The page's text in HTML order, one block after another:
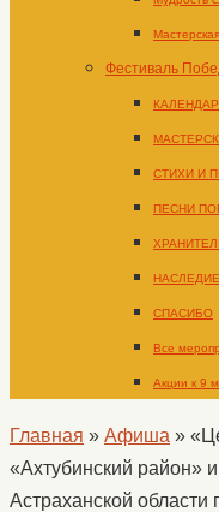
Фестиваль
СТИХИ И
ПЕСНИ
СПАСИБО
Все
Акции к 9
Главная » Афиша »
«Ахтубинский район»
Астраханской области